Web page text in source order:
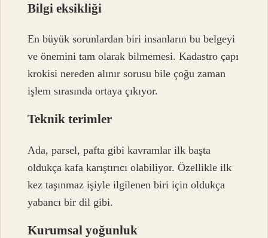
Bilgi eksikliği
En büyük sorunlardan biri insanların bu belgeyi
ve önemini tam olarak bilmemesi. Kadastro çapı
krokisi nereden alınır sorusu bile çoğu zaman
işlem sırasında ortaya çıkıyor.
Teknik terimler
Ada, parsel, pafta gibi kavramlar ilk başta
oldukça kafa karıştırıcı olabiliyor. Özellikle ilk
kez taşınmaz işiyle ilgilenen biri için oldukça
yabancı bir dil gibi.
Kurumsal yoğunluk